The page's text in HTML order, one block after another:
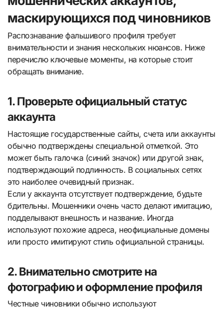
маскирующихся под чиновников
Распознавание фальшивого профиля требует
внимательности и знания нескольких нюансов. Ниже
перечислю ключевые моменты, на которые стоит
обращать внимание.
1. Проверьте официальный статус
аккаунта
Настоящие государственные сайты, счета или аккаунты
обычно подтверждены специальной отметкой. Это
может быть галочка (синий значок) или другой знак,
подтверждающий подлинность. В социальных сетях
это наиболее очевидный признак.
Если у аккаунта отсутствует подтверждение, будьте
бдительны. Мошенники очень часто делают имитацию,
подделывают внешность и название. Иногда
используют похожие адреса, неофициальные домены
или просто имитируют стиль официальной страницы.
2. Внимательно смотрите на
фотографию и оформление профиля
Честные чиновники обычно используют